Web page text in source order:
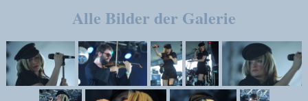
Alle Bilder der Galerie